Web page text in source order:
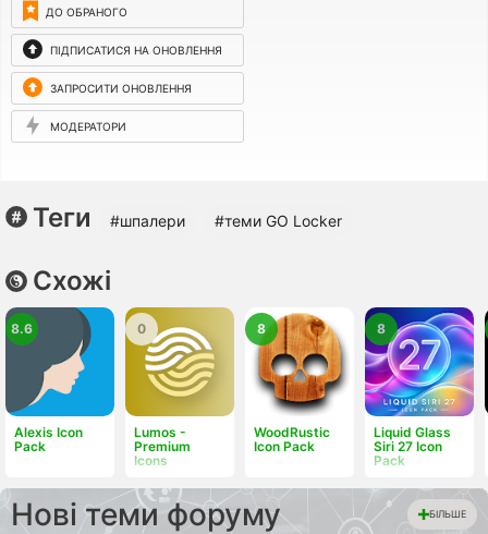
ДО ОБРАНОГО
ПІДПИСАТИСЯ НА ОНОВЛЕННЯ
ЗАПРОСИТИ ОНОВЛЕННЯ
МОДЕРАТОРИ
Теги #шпалери #теми GO Locker
Схожі
Alexis Icon
Pack
8.6
Lumos -
Premium
Icons
0
WoodRustic
Icon Pack
8
Liquid Glass
Siri 27 Icon
Pack
8
Нові теми форуму БІЛЬШЕ